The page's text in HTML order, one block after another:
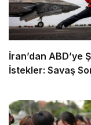
İran’dan ABD’ye
İstekler: Savaş